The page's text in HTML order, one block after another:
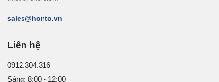
sales@honto.vn
Liên hệ
0912.304.316
Sáng: 8:00 - 12:00